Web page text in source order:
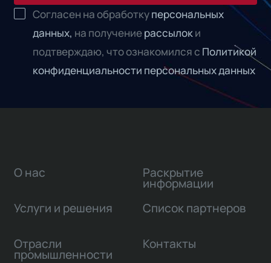
Согласен на обработкуперсональных
данных, на получениерассылоки
подтверждаю, что ознакомился с Политикой
конфиденциальности персональных данных
О нас
Услуги и решения
Отрасли
промышленности
Раскрытие
информации
Список партнеров
Контакты